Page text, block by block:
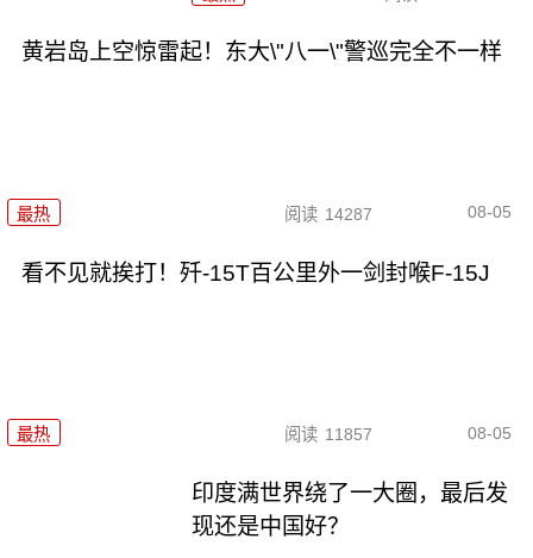
黄岩岛上空惊雷起！东大\"八一\"警巡完全不一样
最热 阅读 14287 08-05
看不见就挨打！歼-15T百公里外一剑封喉F-15J
最热 阅读 11857 08-05
印度满世界绕了一大圈，最后发
现还是中国好？